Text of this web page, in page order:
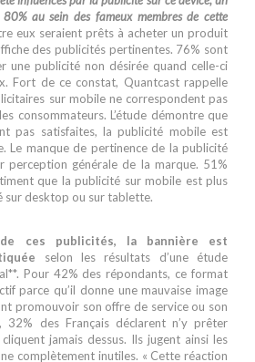
au sein des fameux membres de cette
eux seraient prêts à acheter un produit
des publicités pertinentes. 76% sont
une publicité non désirée quand celle-ci
Fort de ce constat, Quantcast rappelle
sur mobile ne correspondent pas
consommateurs. L’étude démontre que
pas satisfaites, la publicité mobile est
Le manque de pertinence de la publicité
perception générale de la marque. 51%
que la publicité sur mobile est plus
sur desktop ou sur tablette.
ces publicités, la bannière est
selon les résultats d’une étude
Pour 42% des répondants, ce format
parce qu’il donne une mauvaise image
promouvoir son offre de service ou son
32% des Français déclarent n’y prêter
jamais dessus. Ils jugent ainsi les
complètement inutiles. « Cette réaction